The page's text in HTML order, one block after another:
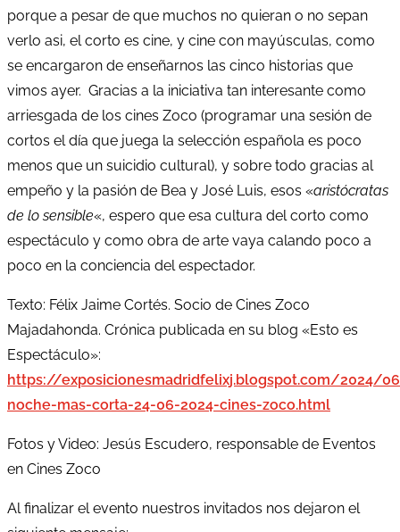
porque a pesar de que muchos no quieran o no sepan
verlo asi, el corto es cine, y cine con mayúsculas, como
se encargaron de enseñarnos las cinco historias que
vimos ayer. Gracias a la iniciativa tan interesante como
arriesgada de los cines Zoco (programar una sesión de
cortos el día que juega la selección española es poco
menos que un suicidio cultural), y sobre todo gracias al
empeño y la pasión de Bea y José Luis, esos «aristócratas
de lo sensible«, espero que esa cultura del corto como
espectáculo y como obra de arte vaya calando poco a
poco en la conciencia del espectador.
Texto: Félix Jaime Cortés. Socio de Cines Zoco
Majadahonda. Crónica publicada en su blog «Esto es
Espectáculo»:
https://exposicionesmadridfelixj.blogspot.com/2024/
noche-mas-corta-24-06-2024-cines-zoco.html
Fotos y Video: Jesús Escudero, responsable de Eventos
en Cines Zoco
Al finalizar el evento nuestros invitados nos dejaron el